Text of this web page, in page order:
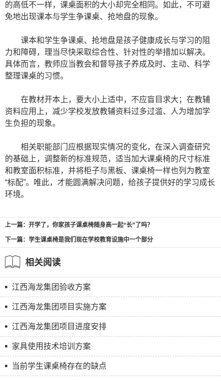
的高低不一样，课桌面积的大小却完全相同。如此，不可避
免地出现课本与学生争课桌、抢地盘的现象。
课本和学生争课桌、抢地盘是孩子健康成长与学习的阻
力和障碍，理当尽快采取综合性、针对性的举措加以解决。
具体而言，教师应当教会和督导孩子养成及时、主动、科学
整理课桌的习惯。
在教材开本上，要大小上适中，不应盲目求大；在教辅
资料应用上，减少学校发放教辅资料过多过滥、人为增加学
生负担的现象。
相关职能部门应根据现实情况的变化，在深入调查研究
的基础上，调整新的标准规范，适当加大课桌椅的尺寸标准
和教室面积标准，并将柜子与黑板、课桌椅一样也列为教室
“标配”。唯此，才能圆满解决问题，给孩子提供好的学习成长
环境。
上一篇：开学了，你家孩子课桌椅随身高一起“长”了吗？
下一篇：学生课桌椅是我们现在学校教育设施中一个部分
相关阅读
江西海龙集团验收方案
江西海龙集团项目实施方案
江西海龙集团项目进度安排
家具使用技术培训方案
当前学生课桌椅存在的缺点